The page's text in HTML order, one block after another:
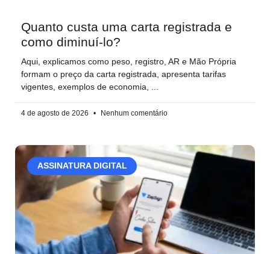
Quanto custa uma carta registrada e
como diminuí-lo?
Aqui, explicamos como peso, registro, AR e Mão Própria
formam o preço da carta registrada, apresenta tarifas
vigentes, exemplos de economia,
4 de agosto de 2026 Nenhum comentário
ASSINATURA DIGITAL